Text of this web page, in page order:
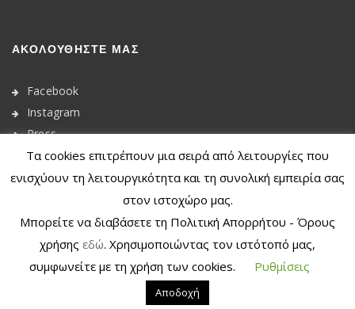
ΑΚΟΛΟΥΘΉΣΤΕ ΜΑΣ
Facebook
Instagram
Press
© 2020Dkunique
Withdraw from contract
Τα cookies επιτρέπουν μια σειρά από λειτουργίες που
ενισχύουν τη λειτουργικότητα και τη συνολική εμπειρία σας
στον ιστοχώρο μας.
Μπορείτε να διαβάσετε τη Πολιτική Απορρήτου - Όρους
χρήσης εδώ. Χρησιμοποιώντας τον ιστότοπό μας,
συμφωνείτε με τη χρήση των cookies.
Ρυθμίσεις
Αποδοχή